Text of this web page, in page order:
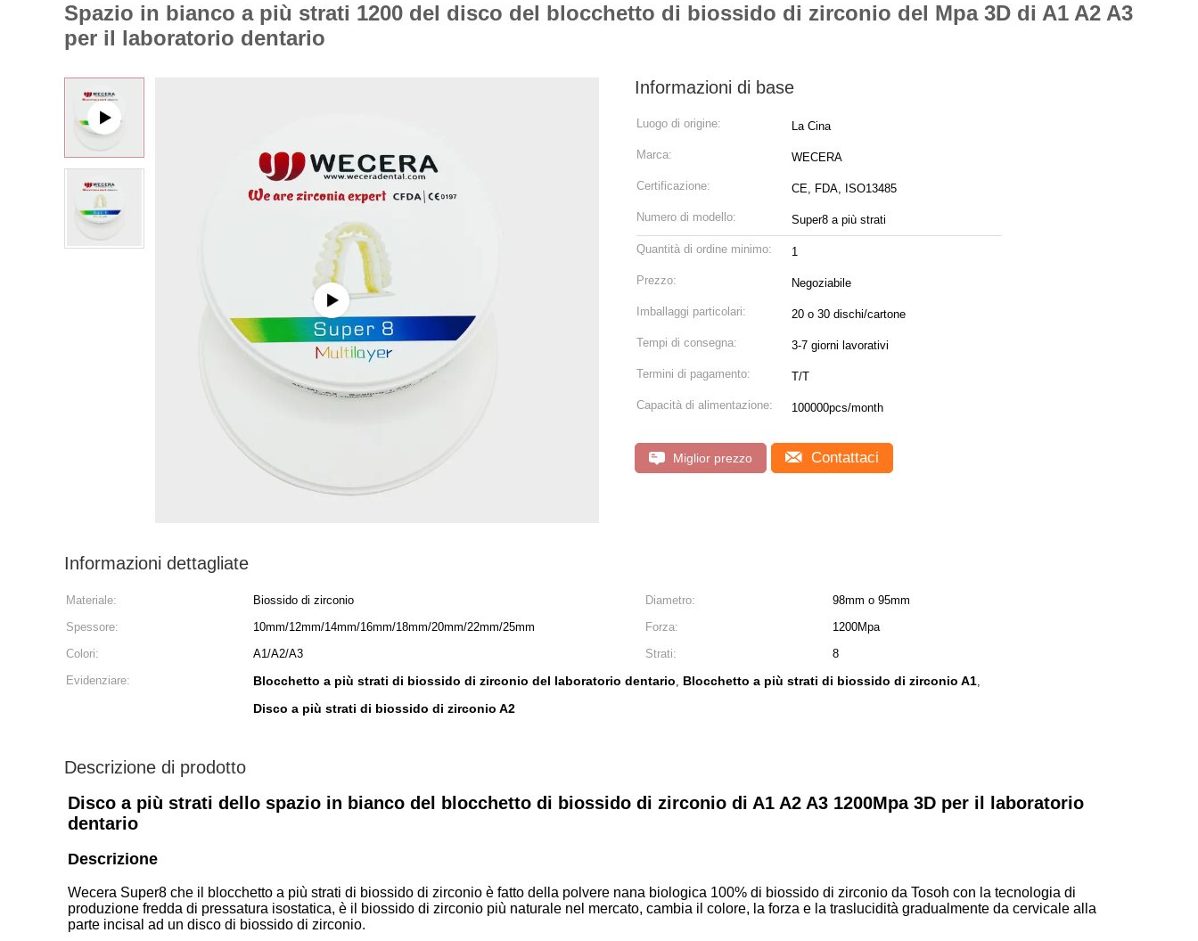
Spazio in bianco a più strati 1200 del disco del blocchetto di biossido di zirconio del Mpa 3D di A1 A2 A3
per il laboratorio dentario
Informazioni di base
Luogo di origine: La Cina
Marca: WECERA
Certificazione: CE, FDA, ISO13485
Numero di modello: Super8 a più strati
Quantità di ordine minimo: 1
Prezzo: Negoziabile
Imballaggi particolari: 20 o 30 dischi/cartone
Tempi di consegna: 3-7 giorni lavorativi
Termini di pagamento: T/T
Capacità di alimentazione: 100000pcs/month
Miglior prezzo Contattaci
Informazioni dettagliate
Materiale: Biossido di zirconio Diametro:
98mm o 95mm
Spessore:
10mm/12mm/14mm/16mm/18mm/20mm/22mm/25mm Forza:
1200Mpa
Colori:
A1/A2/A3 Strati:
8
Evidenziare:
Blocchetto a più strati di biossido di zirconio del laboratorio dentario, Blocchetto a più strati di biossido di zirconio A1,
Disco a più strati di biossido di zirconio A2
Descrizione di prodotto
Disco a più strati dello spazio in bianco del blocchetto di biossido di zirconio di A1 A2 A3 1200Mpa 3D per il laboratorio
dentario
Descrizione
Wecera Super8 che il blocchetto a più strati di biossido di zirconio è fatto della polvere nana biologica 100% di biossido di zirconio da Tosoh con la tecnologia di
produzione fredda di pressatura isostatica, è il biossido di zirconio più naturale nel mercato, cambia il colore, la forza e la traslucidità gradualmente da cervicale alla
parte incisal ad un disco di biossido di zirconio.